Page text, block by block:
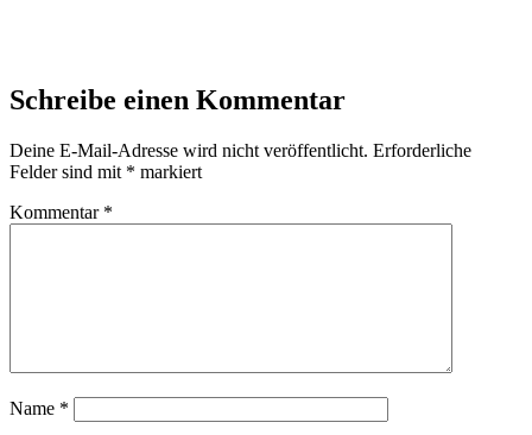
Schreibe einen Kommentar
Deine E-Mail-Adresse wird nicht veröffentlicht. Erforderliche
Felder sind mit * markiert
Kommentar *
Name *